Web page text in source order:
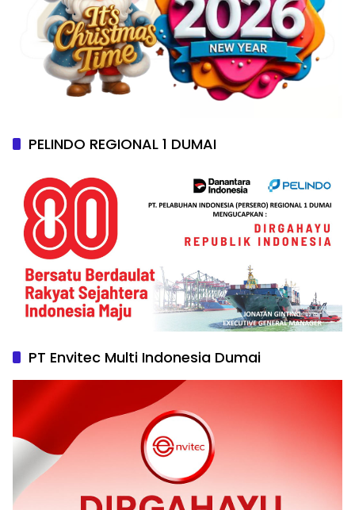
PELINDO REGIONAL 1 DUMAI
PT Envitec Multi Indonesia Dumai